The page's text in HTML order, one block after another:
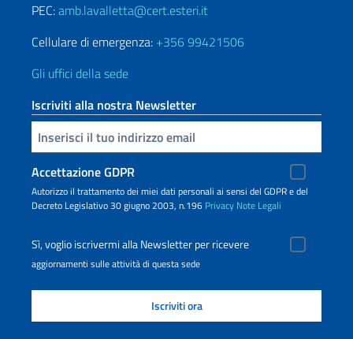
PEC:amb.lavalletta@cert.esteri.it
Cellulare di emergenza: +356 99421506
Gli uffici della sede
Iscriviti alla nostra Newsletter
Inserisci la tua email
Accettazione GDPR
Autorizzo il trattamento dei miei dati personali ai sensi del GDPR e del
Decreto Legislativo 30 giugno 2003, n.196 Privacy Note Legali
Sì, voglio iscrivermi alla Newsletter per ricevere
aggiornamenti sulle attività di questa sede